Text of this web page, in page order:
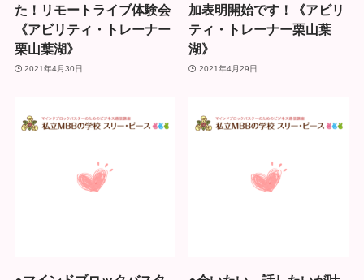
た！リモートライブ体験会
《アビリティ・トレーナー
栗山葉湖》
2021年4月30日
加表明開始です！《アビリ
ティ・トレーナー栗山葉
湖》
2021年4月29日